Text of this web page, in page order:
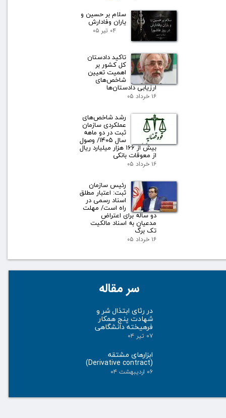
سلام بر حسین و
یاران وفادارش
۰۴ تیر ۰۵
تاکید دادستان
کل کشور بر
اهمیت تعیین
شاخص‌های
ارزیابی دادستان‌ها
۱۶ خرداد ۰۵
رشد شاخص‌های
عملکردی سازمان
ثبت در دو ماهه
سال ۱۴۰۵/ وصول
بیش از ۱۶۶ هزار میلیارد ریال
از معوقات بانکی
۱۶ خرداد ۰۵
رئیس سازمان
ثبت: اعتبار مطلق
اسناد رسمی در
راه است/ مهلت
دو ساله برای اعتراض
مدعیان به اسناد مالکیت
تک برگ
۱۶ خرداد ۰۵
سر مقاله
در رثای ابتذال شر و
شهادت پنج همکار
فرهیخته دانشگاهی
۰۷ تیر ۰۴
ابزارهای مشتقه
(Derivative contract)
۰۶ اردیبهشت ۰۴